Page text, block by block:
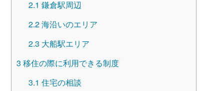
2.1 鎌倉駅周辺
2.2海沿いのエリア
2.3 大船駅エリア
3 移住の際に利用できる制度
3.1 住宅の相談